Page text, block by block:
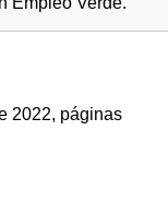
2022, páginas